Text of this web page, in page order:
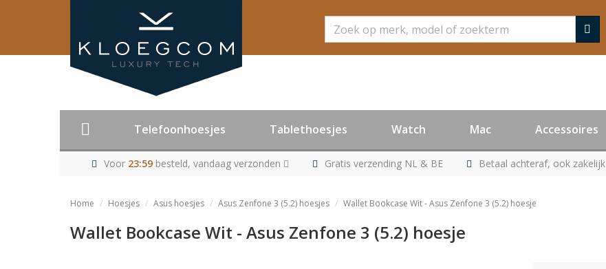
Zoeken
Telefoonhoesjes Tablethoesjes Watch Mac Accessoires
Voor 23:59besteld, vandaag verzonden Gratis verzending NL & BE Betaal achteraf, ook zakelijk
Home Hoesjes Asus hoesjes Asus Zenfone 3 (5.2) hoesjes Wallet Bookcase Wit - Asus Zenfone 3 (5.2) hoesje
Wallet Bookcase Wit - Asus Zenfone 3 (5.2) hoesje